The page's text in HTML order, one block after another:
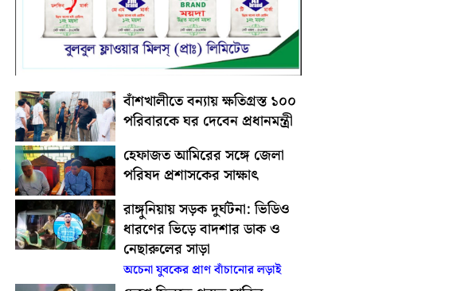
বাঁশখালীতে বন্যায় ক্ষতিগ্রস্ত ১০০
পরিবারকে ঘর দেবেন প্রধানমন্ত্রী
হেফাজত আমিরের সঙ্গে জেলা
পরিষদ প্রশাসকের সাক্ষাৎ
রাঙ্গুনিয়ায় সড়ক দুর্ঘটনা: ভিডিও
ধারণের ভিড়ে বাদশার ডাক ও
নেছারুলের সাড়া
অচেনা যুবকের প্রাণ বাঁচানোর লড়াই